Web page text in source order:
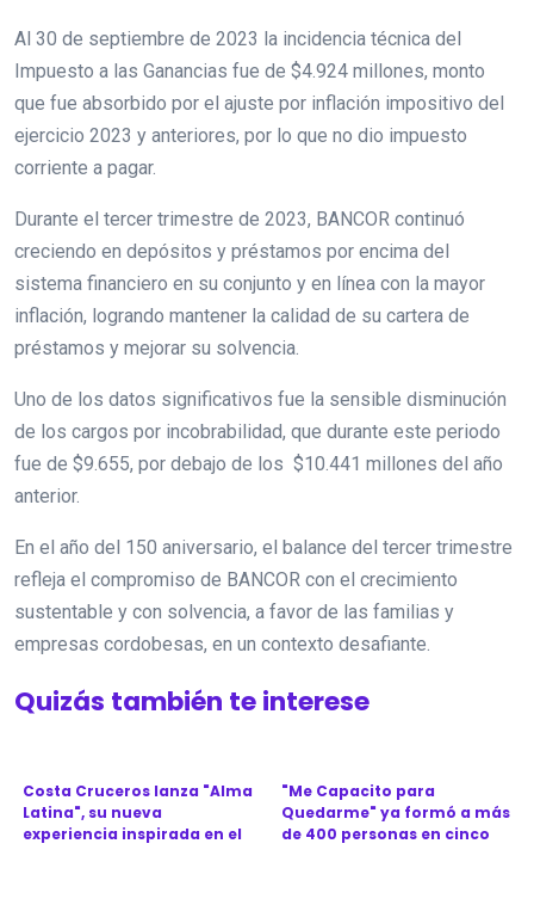
Al 30 de septiembre de 2023 la incidencia técnica del
Impuesto a las Ganancias fue de $4.924 millones, monto
que fue absorbido por el ajuste por inflación impositivo del
ejercicio 2023 y anteriores, por lo que no dio impuesto
corriente a pagar.
Durante el tercer trimestre de 2023, BANCOR continuó
creciendo en depósitos y préstamos por encima del
sistema financiero en su conjunto y en línea con la mayor
inflación, logrando mantener la calidad de su cartera de
préstamos y mejorar su solvencia.
Uno de los datos significativos fue la sensible disminución
de los cargos por incobrabilidad, que durante este periodo
fue de $9.655, por debajo de los $10.441 millones del año
anterior.
En el año del 150 aniversario, el balance del tercer trimestre
refleja el compromiso de BANCOR con el crecimiento
sustentable y con solvencia, a favor de las familias y
empresas cordobesas, en un contexto desafiante.
Quizás también te interese
Costa Cruceros lanza "Alma
Latina", su nueva
experiencia inspirada en el
"Me Capacito para
Quedarme" ya formó a más
de 400 personas en cinco